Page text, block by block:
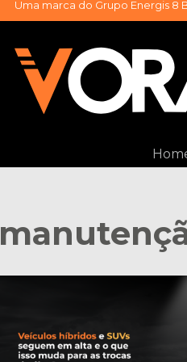
Uma marca do Grupo Energis 8